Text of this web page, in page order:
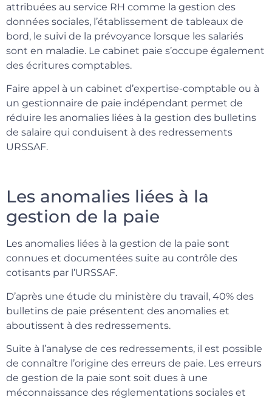
attribuées au service RH comme la gestion des
données sociales, l’établissement de tableaux de
bord, le suivi de la prévoyance lorsque les salariés
sont en maladie. Le cabinet paie s’occupe également
des écritures comptables.
Faire appel à un cabinet d’expertise-comptable ou à
un gestionnaire de paie indépendant permet de
réduire les anomalies liées à la gestion des bulletins
de salaire qui conduisent à des redressements
URSSAF.
Les anomalies liées à la
gestion de la paie
Les anomalies liées à la gestion de la paie sont
connues et documentées suite au contrôle des
cotisants par l’URSSAF.
D’après une étude du ministère du travail, 40% des
bulletins de paie présentent des anomalies et
aboutissent à des redressements.
Suite à l’analyse de ces redressements, il est possible
de connaître l’origine des erreurs de paie. Les erreurs
de gestion de la paie sont soit dues à une
méconnaissance des réglementations sociales et